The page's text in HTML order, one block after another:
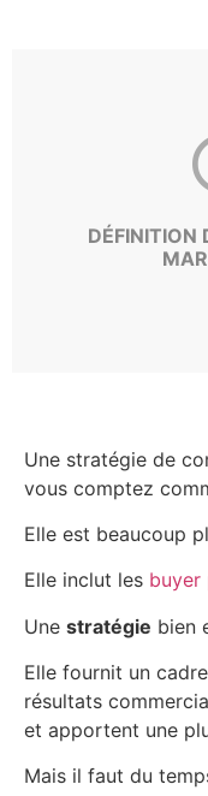
DÉFINITION
Une stratégie de
vous comptez
Elle est beaucoup
Elle inclut les buyer
Une stratégie bien
Elle fournit un
résultats
et apportent une
Mais il faut du